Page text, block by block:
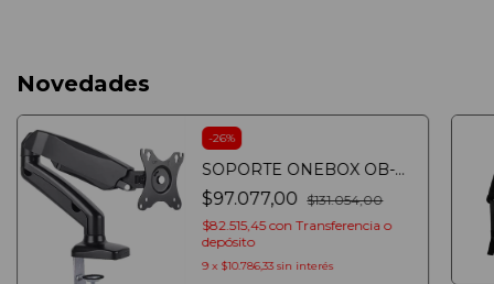
Novedades
-26%
SOPORTE ONEBOX OB-
LCD12 PARA ESCRITORIO
13" a 27"
$97.077,00 $131.054,00
$82.515,45con Transferencia o
depósito
9 x $10.786,33 sin interés